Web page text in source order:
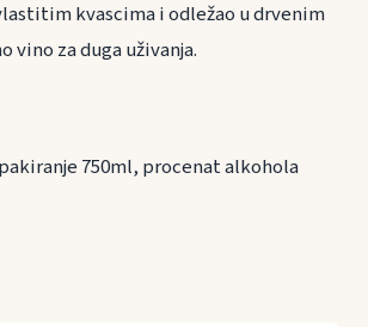
kvascima i odležao u drvenim
vino za duga uživanja.
750ml, procenat alkohola